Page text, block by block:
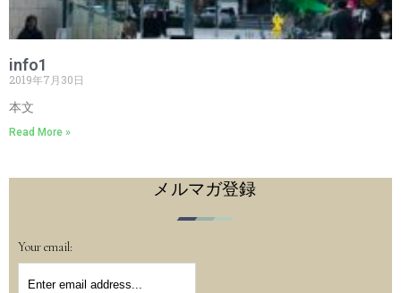
info1
2019年7月30日
本文
Read More »
メルマガ登録
Your email: